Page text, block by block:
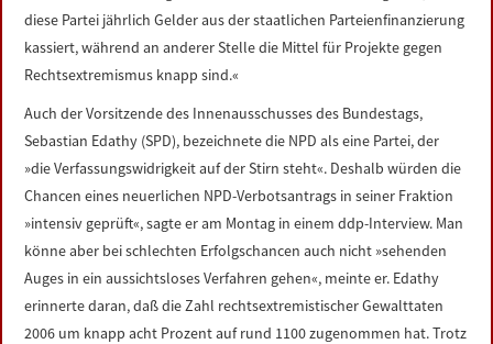
diese Partei jährlich Gelder aus der staatlichen Parteienfinanzierung
kassiert, während an anderer Stelle die Mittel für Projekte gegen
Rechtsextremismus knapp sind.«
Auch der Vorsitzende des Innenausschusses des Bundestags,
Sebastian Edathy (SPD), bezeichnete die NPD als eine Partei, der
»die Verfassungswidrigkeit auf der Stirn steht«. Deshalb würden die
Chancen eines neuerlichen NPD-Verbotsantrags in seiner Fraktion
»intensiv geprüft«, sagte er am Montag in einem ddp-Interview. Man
könne aber bei schlechten Erfolgschancen auch nicht »sehenden
Auges in ein aussichtsloses Verfahren gehen«, meinte er. Edathy
erinnerte daran, daß die Zahl rechtsextremistischer Gewalttaten
2006 um knapp acht Prozent auf rund 1100 zugenommen hat. Trotz